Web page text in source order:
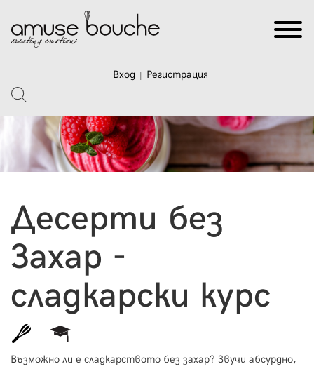
Вход Регистрация
Десерти без
Захар -
сладкарски курс
Възможно ли е сладкарството без захар? Звучи абсурдно,